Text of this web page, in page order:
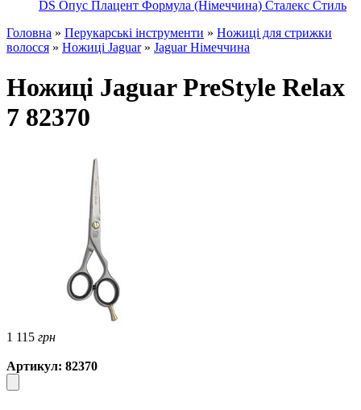
DS Опус Плацент Формула (Німеччина) Сталекс Стиль
Головна » Перукарські інструменти » Ножиці для стрижки
волосся » Ножиці Jaguar» Jaguar Німеччина
Ножиці Jaguar PreStyle Relax
7 82370
1 115 грн
Артикул: 82370